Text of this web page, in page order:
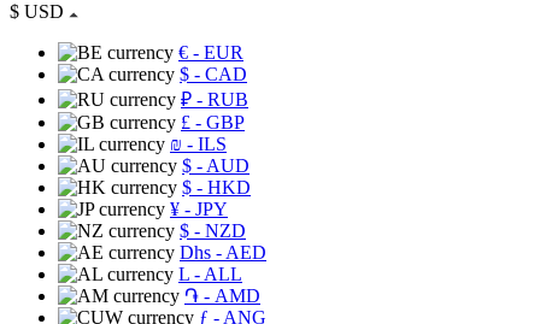
$ USD
€ - EUR
$ - CAD
₽ - RUB
£ - GBP
₪ - ILS
$ - AUD
$ - HKD
¥ - JPY
$ - NZD
Dhs - AED
L - ALL
֏ - AMD
ƒ - ANG